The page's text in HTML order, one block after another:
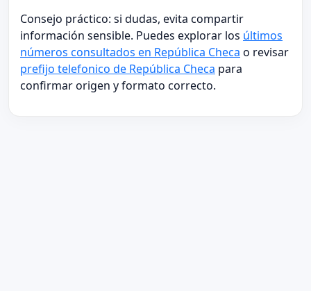
Consejo práctico: si dudas, evita compartir
información sensible. Puedes explorar los últimos
números consultados en República Checa o revisar
prefijo telefonico de República Checa para
confirmar origen y formato correcto.